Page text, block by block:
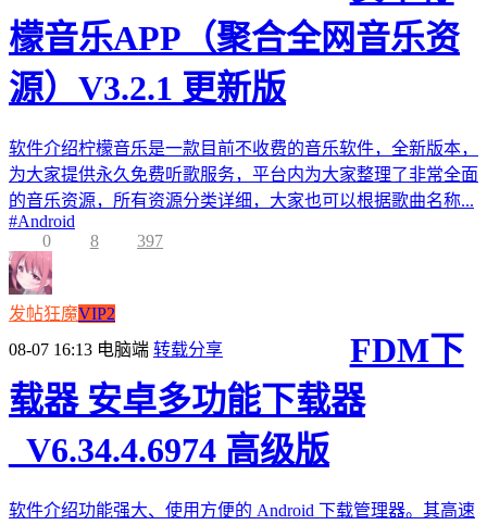
檬音乐APP（聚合全网音乐资
源）V3.2.1 更新版
软件介绍柠檬音乐是一款目前不收费的音乐软件，全新版本，
为大家提供永久免费听歌服务，平台内为大家整理了非常全面
的音乐资源，所有资源分类详细，大家也可以根据歌曲名称...
#Android
0
8 397
发帖狂魔VIP2
08-07 16:13 电脑端 转载分享
FDM下
载器 安卓多功能下载器
_V6.34.4.6974 高级版
软件介绍功能强大、使用方便的 Android 下载管理器。其高速